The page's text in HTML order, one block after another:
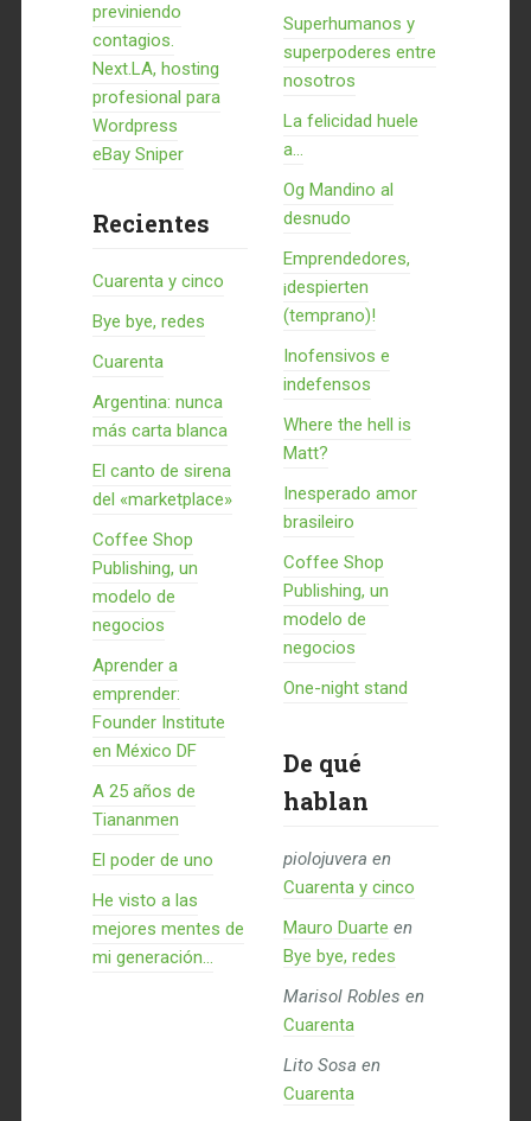
previniendo
contagios.
Next.LA, hosting
profesional para
Wordpress
eBay Sniper
Recientes
Cuarenta y cinco
Bye bye, redes
Cuarenta
Argentina: nunca
más carta blanca
El canto de sirena
del «marketplace»
Coffee Shop
Publishing, un
modelo de
negocios
Aprender a
emprender:
Founder Institute
en México DF
A 25 años de
Tiananmen
El poder de uno
He visto a las
mejores mentes de
mi generación…
Superhumanos y
superpoderes entre
nosotros
La felicidad huele
a...
Og Mandino al
desnudo
Emprendedores,
¡despierten
(temprano)!
Inofensivos e
indefensos
Where the hell is
Matt?
Inesperado amor
brasileiro
Coffee Shop
Publishing, un
modelo de
negocios
One-night stand
De qué
hablan
piolojuvera en
Cuarenta y cinco
Mauro Duarte en
Bye bye, redes
Marisol Robles en
Cuarenta
Lito Sosa en
Cuarenta